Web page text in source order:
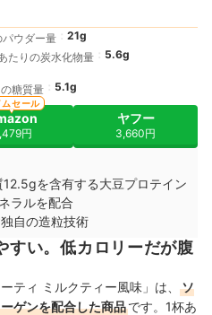
ウダー量
21g
たりの炭水化物量 5.6g
糖質量 5.1g
円
ムセール
ヤフー
3,660円
を含有する大豆プロテイン
ラルを配合
自の造粒技術
すい。低カロリーだが腹
ティ ミルクティー風味」は、
ソ
ゲンを配合した商品です。1杯あ